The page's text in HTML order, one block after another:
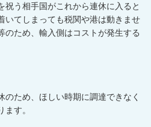
祝う相手国がこれから連休に入ると
いてしまっても税関や港は動きませ
のため、輸入側はコストが発生する
ため、ほしい時期に調達できなく
す。